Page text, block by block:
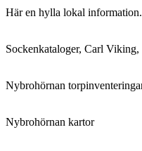
Här en hylla lokal
Sockenkataloger, Carl
Nybrohörnan
Nybrohörnan kartor